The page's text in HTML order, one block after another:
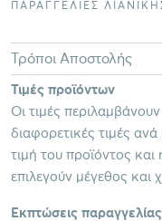
ΠΑΡΑΓΓΕΛΙΕΣ
Τρόποι Αποστολής
Τιμές προϊόντων
Οι τιμές
διαφορετικές τιμές
τιμή του προϊόντος
επιλεγούν μέγεθος και
Εκπτώσεις παραγγελίας